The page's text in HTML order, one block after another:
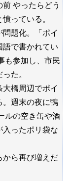
やったらどう
っている。
題化。「ポイ
語で書かれてい
も参加し、市民
た。
橋周辺でポイ
。週末の夜に鴨
ルの空き缶や酒
入ったポリ袋な
から再び増えだ